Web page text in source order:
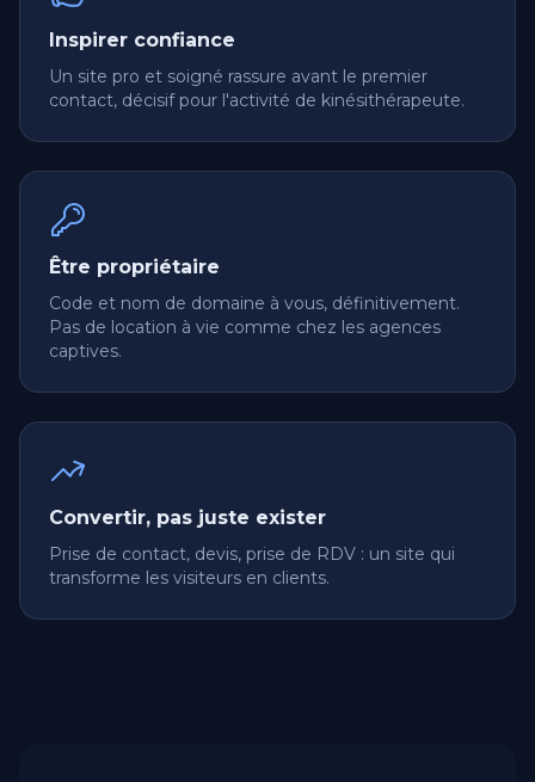
Inspirer confiance
Un site pro et soigné rassure avant le premier
contact, décisif pour l'activité de kinésithérapeute.
Être propriétaire
Code et nom de domaine à vous, définitivement.
Pas de location à vie comme chez les agences
captives.
Convertir, pas juste exister
Prise de contact, devis, prise de RDV : un site qui
transforme les visiteurs en clients.